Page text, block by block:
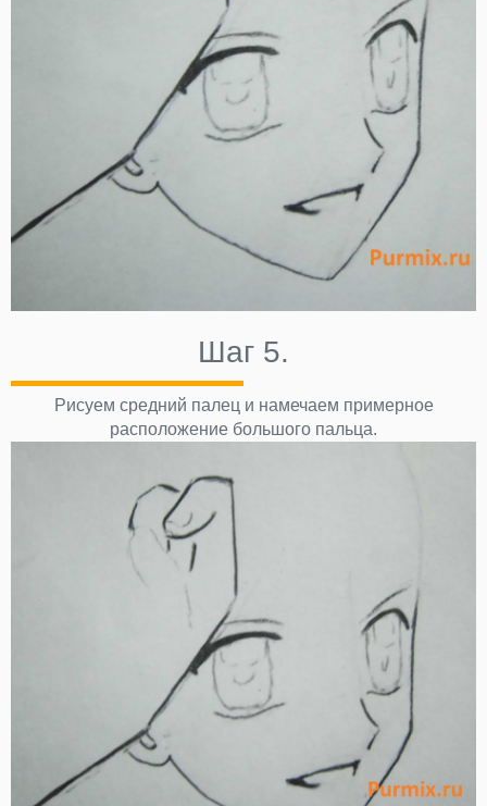
Шаг 5.
Рисуем средний палец и намечаем примерное
расположение большого пальца.